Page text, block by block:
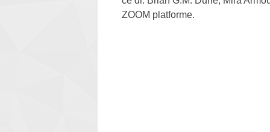
ZOOM platforme.